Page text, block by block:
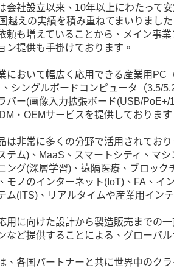
会社設立以来、10年以上にわたって
越えの実績を積み重ねてまいりまし
頼も増えていることから、メイン事
ン提供も手掛けております。
において幅広く応用できる産業用PC
シングルボードコンピュータ（3.5/
バー(画像入力拡張ボード(USB/
・OEMサービスを提供しております
は非常に多くの分野で活用されてお
テム)、MaaS、スマートシティ、マ
ング(深層学習)、遠隔医療、ブロック
モノのインターネット(IoT)、FA、イ
ム(ITS)、リアルタイムや産業用イン
用に向けた設計から製造販売までの
など提供することによる、グローバ
、各国パートナーと共に世界中のク